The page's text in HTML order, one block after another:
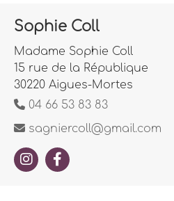
Sophie Coll
Madame Sophie Coll
15 rue de la République
30220 Aigues-Mortes
04 66 53 83 83
sagniercoll@gmail.com